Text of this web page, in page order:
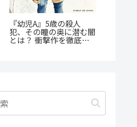
『幼児A』5歳の殺人
犯、その瞳の奥に潜む闇
とは？ 衝撃作を徹底解